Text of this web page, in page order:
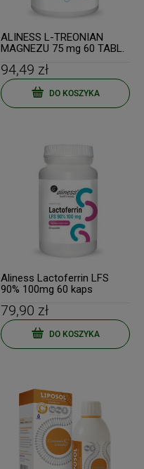
ALINESS L-TREONIAN
MAGNEZU 75 mg 60 TABL.
94,49 zł
DO KOSZYKA
Aliness Lactoferrin LFS
90% 100mg 60 kaps
79,90 zł
DO KOSZYKA